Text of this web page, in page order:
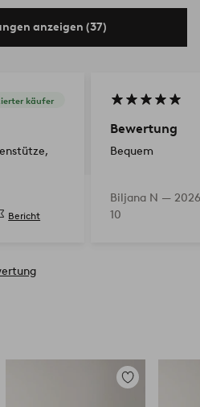
anzeigen (37)
käufer
Bericht
Bewertung
Bequem
Biljana N —
10
Zu